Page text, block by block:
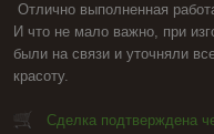
Отлично выполненная
И что не мало важно, при
были на связи и уточняли
красоту.
Сделка подтверждена